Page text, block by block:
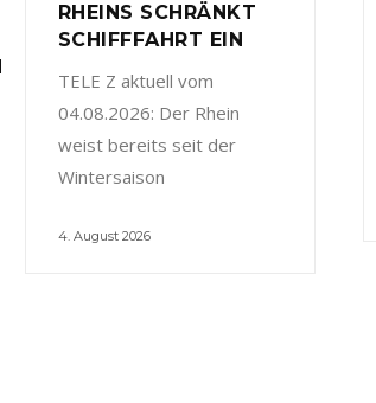
RHEINS SCHRÄNKT
SCHIFFFAHRT EIN
TELE Z aktuell vom
04.08.2026: Der Rhein
weist bereits seit der
Wintersaison
4. August 2026